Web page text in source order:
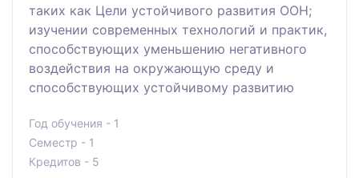
таких как Цели устойчивого развития ООН;
изучении современных технологий и практик,
способствующих уменьшению негативного
воздействия на окружающую среду и
способствующих устойчивому развитию
Год обучения - 1
Семестр - 1
Кредитов - 5